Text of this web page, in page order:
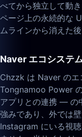
べてから独立して動
ページ上の永続的な
ムラインから消えた
Naver エコシステ
Chzzk は Naver のエ
Tongnamoo Power
アプリとの連携 — の
強みであり、外では
Instagram にいる視